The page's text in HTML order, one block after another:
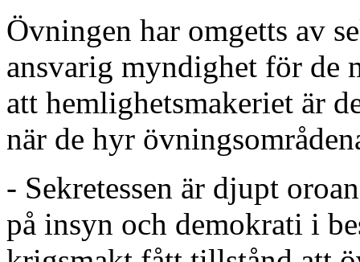
Övningen har omgetts av
ansvarig myndighet för de
att hemlighetsmakeriet är
när de hyr
- Sekretessen är djupt
på insyn och demokrati i